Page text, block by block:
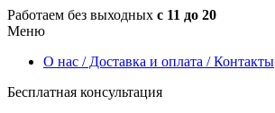
Работаем без выходных с 11 до 20
Меню
О нас / Доставка и оплата / Контакты
Бесплатная консультация